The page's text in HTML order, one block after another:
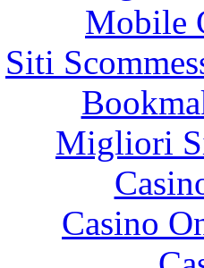
Mobile
Siti
Migliori
Casino